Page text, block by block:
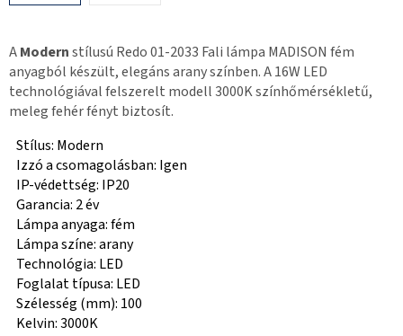
AModernstílusú Redo 01-2033 Fali lámpa MADISON fém
anyagból készült, elegáns arany színben. A 16W LED
technológiával felszerelt modell 3000K színhőmérsékletű,
meleg fehér fényt biztosít.
Stílus: Modern
Izzó a csomagolásban: Igen
IP-védettség: IP20
Garancia: 2 év
Lámpa anyaga: fém
Lámpa színe: arany
Technológia: LED
Foglalat típusa: LED
Szélesség (mm): 100
Kelvin: 3000K